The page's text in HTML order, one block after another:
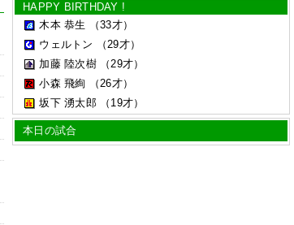
HAPPY BIRTHDAY !
木本 恭生
（33才）
ウェルトン
（29才）
加藤 陸次樹
（29才）
小森 飛絢
（26才）
坂下 湧太郎
（19才）
本日の試合